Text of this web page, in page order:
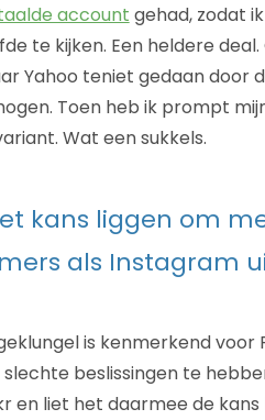
account gehad, zodat
te kijken. Een heldere
Yahoo teniet gedaan door
Toen heb ik prompt
Wat een sukkels.
kans liggen om
als Instagram
is kenmerkend voor
slechte beslissingen te
en liet het daarmee de